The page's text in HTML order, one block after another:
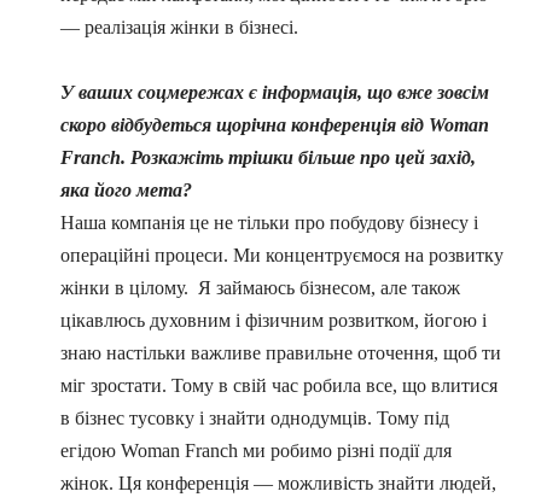
— реалізація жінки в бізнесі.
У ваших соцмережах є інформація, що вже зовсім
скоро відбудеться щорічна конференція від Woman
Franch. Розкажіть трішки більше про цей захід,
яка його мета?
Наша компанія це не тільки про побудову бізнесу і
операційні процеси. Ми концентруємося на розвитку
жінки в цілому. Я займаюсь бізнесом, але також
цікавлюсь духовним і фізичним розвитком, йогою і
знаю настільки важливе правильне оточення, щоб ти
міг зростати. Тому в свій час робила все, що влитися
в бізнес тусовку і знайти однодумців. Тому під
егідою Woman Franch ми робимо різні події для
жінок. Ця конференція — можливість знайти людей,